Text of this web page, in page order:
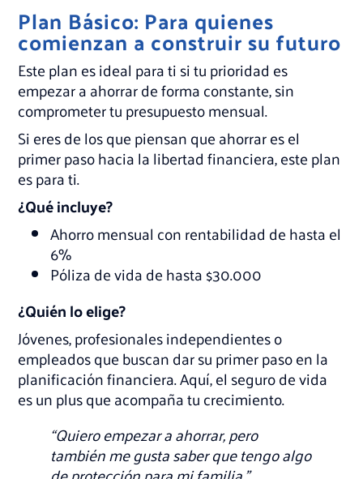
Plan Básico: Para quienes
comienzan a construir su futuro
Este plan es ideal para ti si tu prioridad es
empezar a ahorrar de forma constante, sin
comprometer tu presupuesto mensual.
Si eres de los que piensan que ahorrar es el
primer paso hacia la libertad financiera, este plan
es para ti.
¿Qué incluye?
Ahorro mensual con rentabilidad de hasta el
6%
Póliza de vida de hasta $30.000
¿Quién lo elige?
Jóvenes, profesionales independientes o
empleados que buscan dar su primer paso en la
planificación financiera. Aquí, el seguro de vida
es un plus que acompaña tu crecimiento.
“Quiero empezar a ahorrar, pero
también me gusta saber que tengo algo